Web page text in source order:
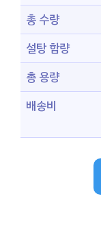
총 수량
설탕 함량
총 용량
배송비